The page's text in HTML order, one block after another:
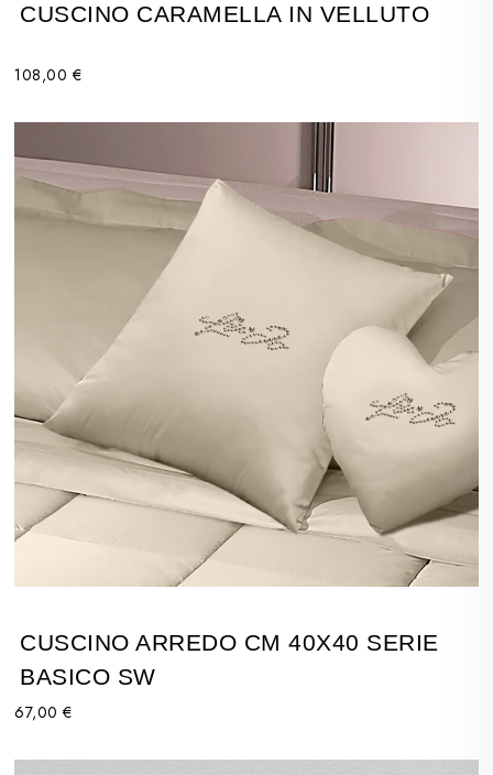
CUSCINO CARAMELLA IN VELLUTO
108,00 €
CUSCINO ARREDO CM 40X40 SERIE
BASICO SW
67,00 €